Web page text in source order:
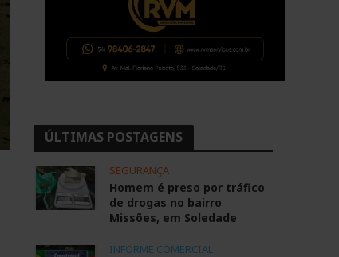
ÚLTIMAS POSTAGENS
SEGURANÇA
Homem é preso por tráfico
de drogas no bairro
Missões, em Soledade
INFORME COMERCIAL